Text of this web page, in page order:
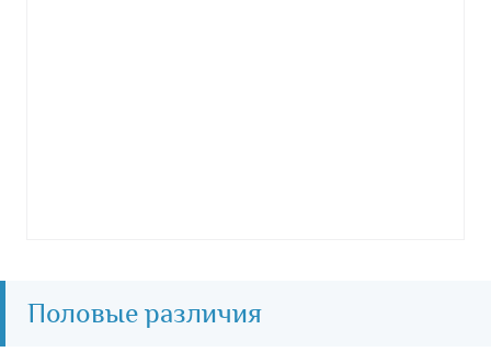
Половые различия